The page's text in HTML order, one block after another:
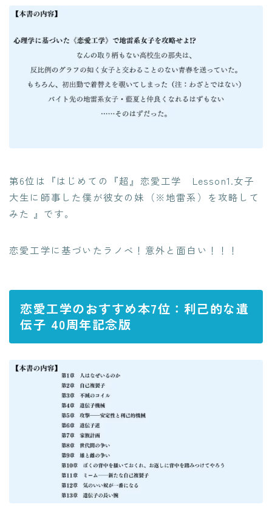
第6位は『はじめての『超』恋愛工学 Lesson1.女子
大生に師事した僕が彼女の妹（※地雷系）を攻略して
みた 』です。
恋愛工学に基づいたラノベ！意外と面白い！！！
恋愛工学のおすすめ本7位：利己的な遺
伝子 40周年記念版